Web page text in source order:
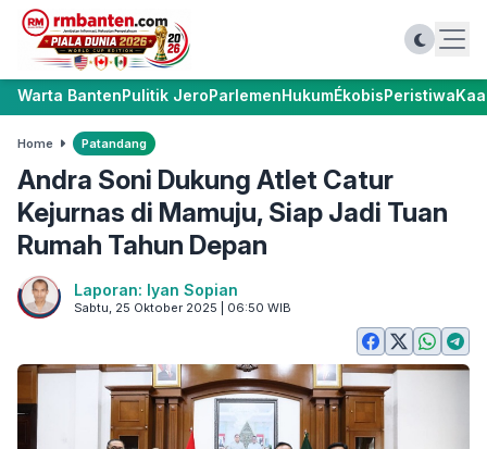
Warta BantenPulitik JeroParlemenHukumÉkobisPeristiwa
Home Patandang
Andra Soni Dukung Atlet Catur
Kejurnas di Mamuju, Siap Jadi Tuan
Rumah Tahun Depan
Laporan: Iyan Sopian
Sabtu, 25 Oktober 2025 | 06:50 WIB